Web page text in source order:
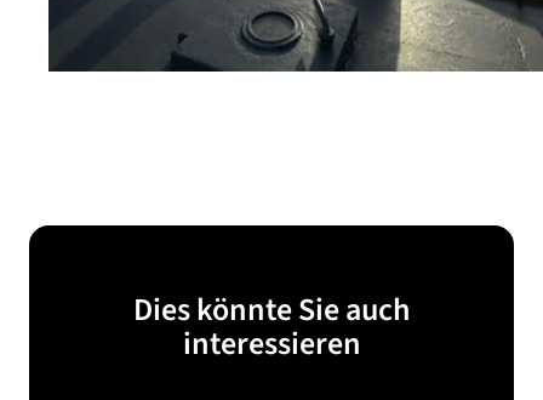
Dies könnte Sie auch
interessieren